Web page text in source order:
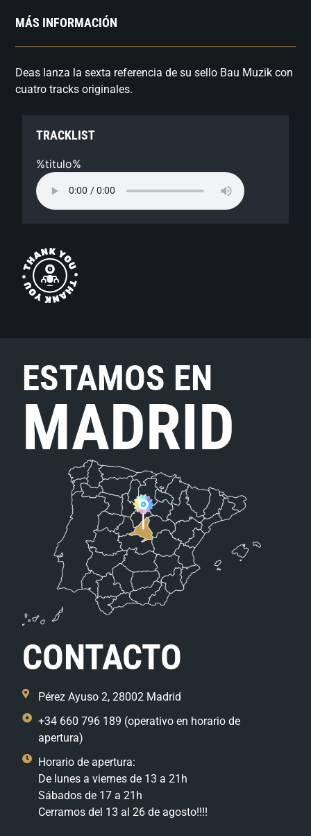
MÁS INFORMACIÓN
Deas lanza la sexta referencia de su sello Bau Muzik con
cuatro tracks originales.
TRACKLIST
%titulo%
ESTAMOS EN
MADRID
CONTACTO
Pérez Ayuso 2, 28002 Madrid
+34 660 796 189 (operativo en horario de
apertura)
Horario de apertura:
De lunes a viernes de 13 a 21h
Sábados de 17 a 21h
Cerramos del 13 al 26 de agosto!!!!